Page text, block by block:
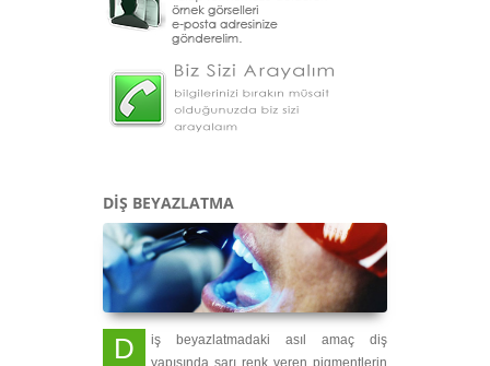
DİŞ BEYAZLATMA
Diş beyazlatmadaki asıl amaç diş yapısında sarı renk veren pigmentlerin